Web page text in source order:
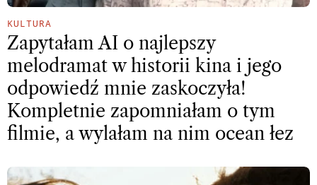
KULTURA
Zapytałam AI o najlepszy
melodramat w historii kina i jego
odpowiedź mnie zaskoczyła!
Kompletnie zapomniałam o tym
filmie, a wylałam na nim ocean łez